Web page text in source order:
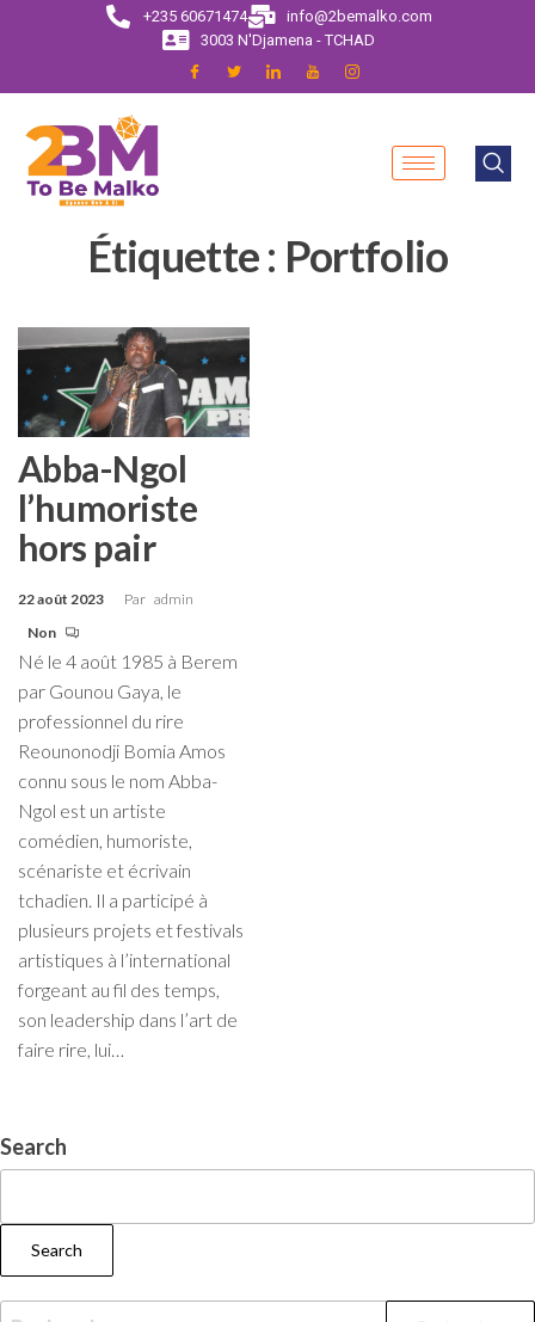
+235 60671474
info@2bemalko.com
3003 N'Djamena - TCHAD
Étiquette : Portfolio
Abba-Ngol
l’humoriste
hors pair
22 août 2023 Par admin
Non
Né le 4 août 1985 à Berem
par Gounou Gaya, le
professionnel du rire
Reounonodji Bomia Amos
connu sous le nom Abba-
Ngol est un artiste
comédien, humoriste,
scénariste et écrivain
tchadien. Il a participé à
plusieurs projets et festivals
artistiques à l’international
forgeant au fil des temps,
son leadership dans l’art de
faire rire, lui…
Search
Search